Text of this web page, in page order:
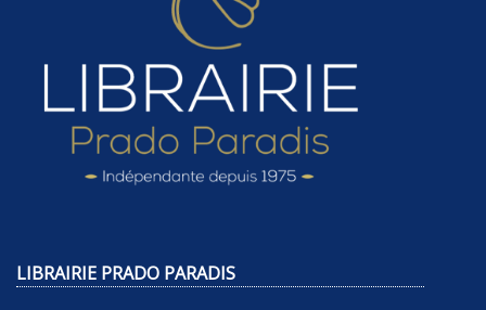
LIBRAIRIE PRADO PARADIS